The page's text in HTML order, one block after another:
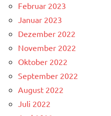
Februar 2023
Januar 2023
Dezember 2022
November 2022
Oktober 2022
September 2022
August 2022
Juli 2022